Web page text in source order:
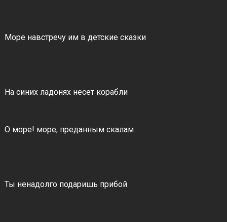
Море навстречу им в детские сказки
На синих ладонях несет корабли
О море! море, преданным скалам
Ты ненадолго подаришь прибой